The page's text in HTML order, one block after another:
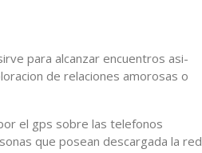
para alcanzar encuentros asi­
de relaciones amorosas o
el gps sobre las telefonos
que posean descargada la red